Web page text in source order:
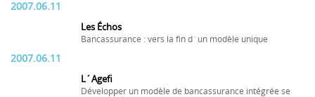
2007.06.11
Les Échos
Bancassurance : vers la fin d´un modèle unique
2007.06.11
L´Agefi
Développer un modèle de bancassurance intégrée se